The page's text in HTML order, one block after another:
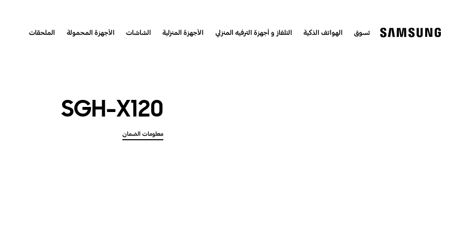
تسوق الهواتف الذكية التلفاز و أجهزة الترفيه المنزلي الأجهزة المنزلية الشاشات الأجهزة المحمولة الملحقات
SGH-X120
معلومات الضمان